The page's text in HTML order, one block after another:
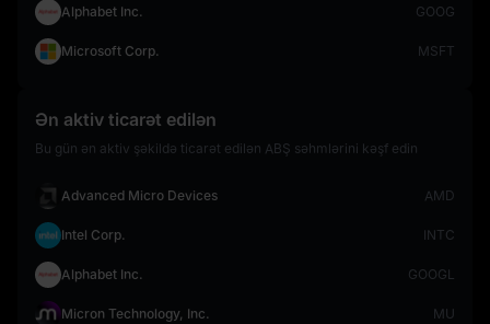
Alphabet Inc. GOOG
Microsoft Corp. MSFT
Ən aktiv ticarət edilən
Bu gün ən aktiv şəkildə ticarət edilən ABŞ səhmlərini kəşf edin
Advanced Micro Devices AMD
Intel Corp. INTC
Alphabet Inc. GOOGL
Micron Technology, Inc. MU